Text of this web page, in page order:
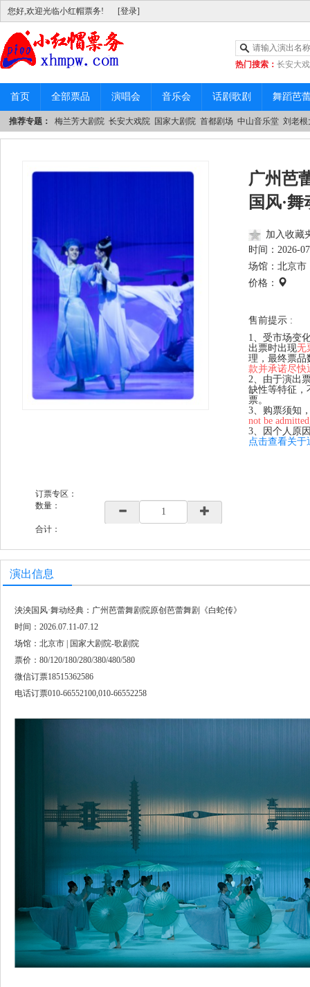
您好,欢迎光临小红帽票务! [登录]
热门搜索： 长安大
|中山音乐堂
首页 全部票品 演唱会 音乐会 话剧歌剧 舞蹈芭
推荐专题： 梅兰芳大剧院 长安大戏院 国家大剧院 首都剧场 中山音乐堂 刘老根
广州芭
国风·
加入收藏
时间： 2026-
场馆：北京市
价格：
售前提示 :
1、受市场变
出票时出现无
理，最终票品
款并承诺尽快
2、由于演出
缺性等特征，
票。
3、购票须知
not be
3、因个人原
点击查看关于
订票专区：
数量：
合计：
演出信息
泱泱国风·舞动经典：广州芭蕾舞剧院原创芭蕾舞剧《白蛇传》
时间：2026.07.11-07.12
场馆：北京市 | 国家大剧院-歌剧院
票价：80/120/180/280/380/480/580
微信订票18515362586
电话订票010-66552100,010-66552258